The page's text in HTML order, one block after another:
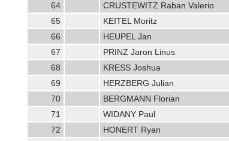
64
CRUSTEWITZ Raban Valerio
65
KEITEL Moritz
66
HEUPEL Jan
67
PRINZ Jaron Linus
68
KRESS Joshua
69
HERZBERG Julian
70
BERGMANN Florian
71
WIDANY Paul
72
HONERT Ryan